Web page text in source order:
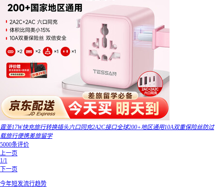
霆圣17W快充旅行转换插头六口同充2A2C接口全球200+地区通用10A双重保险丝防过
载旅行便携差旅留学
5000条评价
上一页
1/1
下一页
今年短发流行趋势